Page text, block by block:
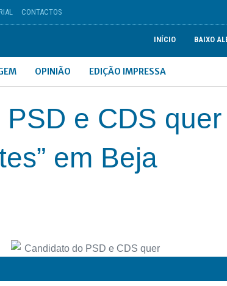
CONTACTOS
INÍCIO BAIXO
OPINIÃO EDIÇÃO IMPRESSA
e CDS
em Beja